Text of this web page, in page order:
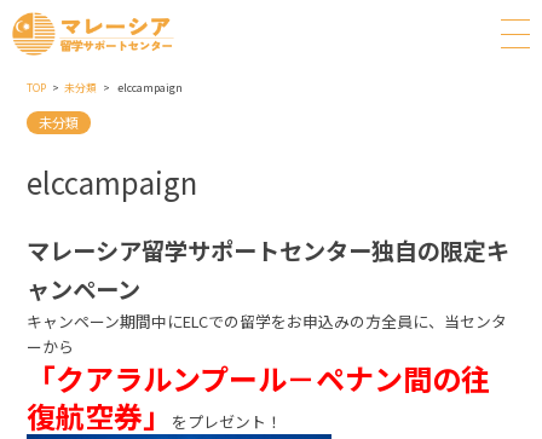
TOP 未分類 elccampaign
未分類
elccampaign
マレーシア留学サポートセンター独自の限定キ
ャンペーン
キャンペーン期間中にELCでの留学をお申込みの方全員に、当センタ
ーから
「クアラルンプール－ペナン間の往
復航空券」
をプレゼント！